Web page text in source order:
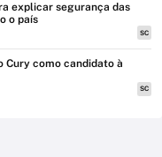
explicar segurança das
o país
SC
como candidato à
SC